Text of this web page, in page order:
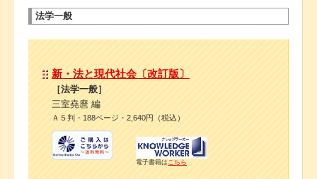
法学一般
新・法と現代社会〔改訂版〕
［法学一般］
三室堯麿 編
Ａ５判・188ページ・2,640円（税込）
電子書籍はこちら